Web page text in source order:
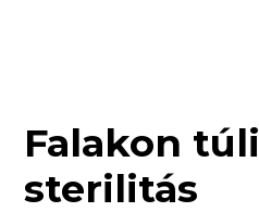
Falakon túli
sterilitás